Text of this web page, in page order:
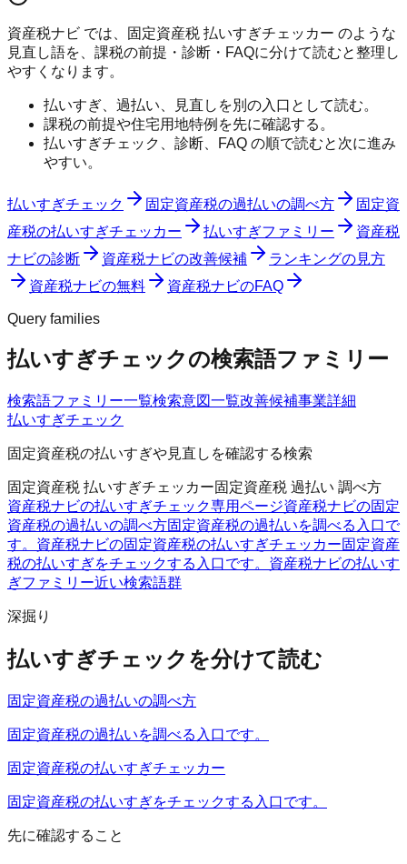
資産税ナビ では、固定資産税 払いすぎチェッカー のような
見直し語を、課税の前提・診断・FAQに分けて読むと整理し
やすくなります。
払いすぎ、過払い、見直しを別の入口として読む。
課税の前提や住宅用地特例を先に確認する。
払いすぎチェック、診断、FAQ の順で読むと次に進み
やすい。
払いすぎチェック 固定資産税の過払いの調べ方
固定資
産税の払いすぎチェッカー
払いすぎファミリー
資産税
ナビの診断
資産税ナビの改善候補
ランキングの見方
資産税ナビの無料
資産税ナビのFAQ
Query families
払いすぎチェックの検索語ファミリー
検索語ファミリー一覧検索意図一覧改善候補事業詳細
払いすぎチェック
固定資産税の払いすぎや見直しを確認する検索
固定資産税 払いすぎチェッカー固定資産税 過払い 調べ方
資産税ナビの払いすぎチェック専用ページ資産税ナビの固定
資産税の過払いの調べ方固定資産税の過払いを調べる入口で
す。 資産税ナビの固定資産税の払いすぎチェッカー固定資産
税の払いすぎをチェックする入口です。 資産税ナビの払いす
ぎファミリー近い検索語群
深掘り
払いすぎチェックを分けて読む
固定資産税の過払いの調べ方
固定資産税の過払いを調べる入口です。
固定資産税の払いすぎチェッカー
固定資産税の払いすぎをチェックする入口です。
先に確認すること